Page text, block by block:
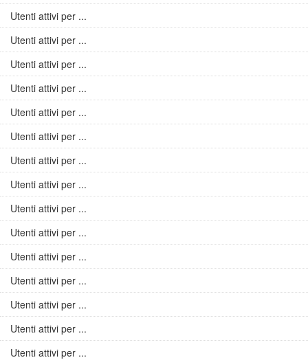
Utenti attivi per ...
Utenti attivi per ...
Utenti attivi per ...
Utenti attivi per ...
Utenti attivi per ...
Utenti attivi per ...
Utenti attivi per ...
Utenti attivi per ...
Utenti attivi per ...
Utenti attivi per ...
Utenti attivi per ...
Utenti attivi per ...
Utenti attivi per ...
Utenti attivi per ...
Utenti attivi per ...